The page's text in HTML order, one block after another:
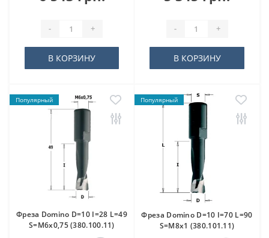
- +
В КОРЗИНУ
- +
В КОРЗИНУ
Популярный
Фреза Domino D=10 I=28 L=49
S=M6x0,75 (380.100.11)
Популярный
Фреза Domino D=10 I=70 L=90
S=M8x1 (380.101.11)